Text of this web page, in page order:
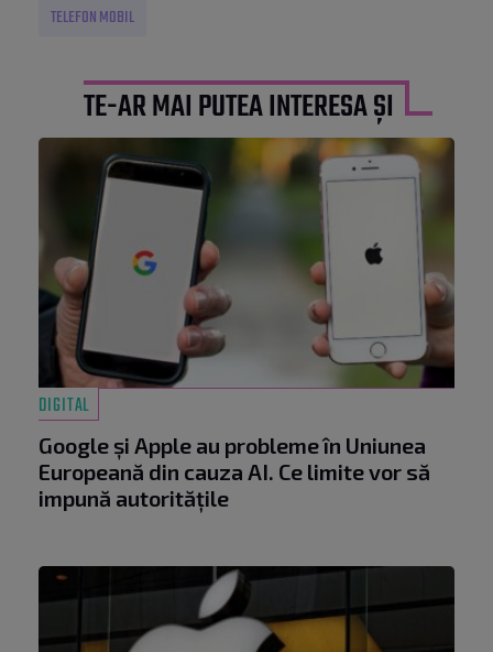
TELEFON MOBIL
TE-AR MAI PUTEA INTERESA ȘI
DIGITAL
Google și Apple au probleme în Uniunea
Europeană din cauza AI. Ce limite vor să
impună autoritățile